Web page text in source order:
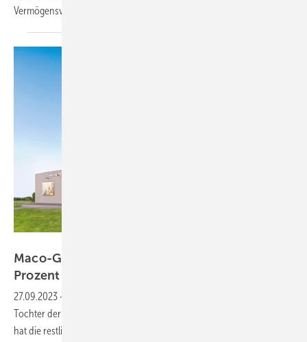
Vermögensverwaltungsgesellschaft Hautau GmbH &
Maco-Gruppe übernimmt Hautau zu 100
Prozent
27.09.2023 -
Tochter der Maco-Gruppe: Der österreichische Beschlägehersteller
hat die restlichen 25 Prozent der Gesellschaftsanteile an dem